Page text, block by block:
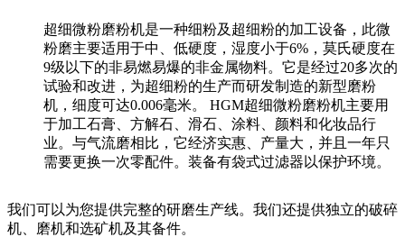
超细微粉磨粉机是一种细粉及超细粉的加工设备，此微
粉磨主要适用于中、低硬度，湿度小于6%，莫氏硬度在
9级以下的非易燃易爆的非金属物料。它是经过20多次的
试验和改进，为超细粉的生产而研发制造的新型磨粉
机，细度可达0.006毫米。 HGM超细微粉磨粉机主要用
于加工石膏、方解石、滑石、涂料、颜料和化妆品行
业。与气流磨相比，它经济实惠、产量大，并且一年只
需要更换一次零配件。装备有袋式过滤器以保护环境。
我们可以为您提供完整的研磨生产线。我们还提供独立的破碎
机、磨机和选矿机及其备件。